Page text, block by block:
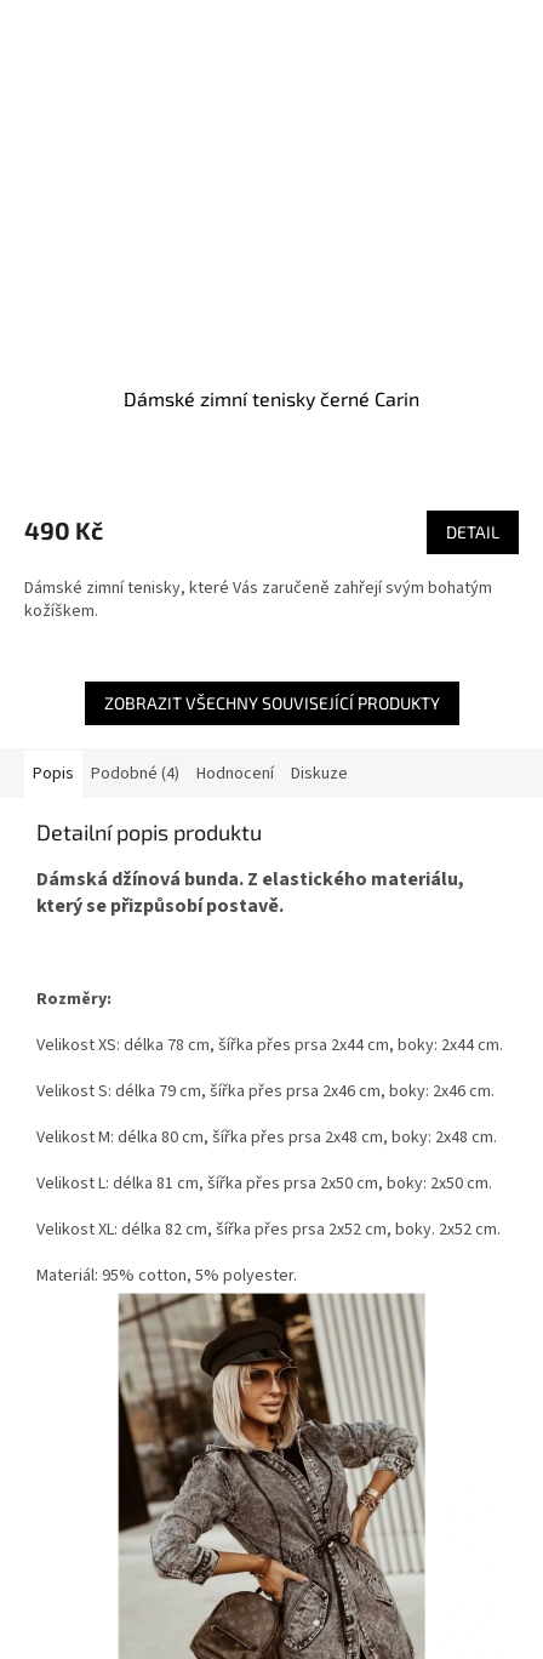
Dámské zimní tenisky černé Carin
produktu
je
z
5
490 Kč DETAIL
Dámské zimní tenisky, které Vás zaručeně zahřejí svým bohatým
kožíškem.
ZOBRAZIT VŠECHNY SOUVISEJÍCÍ PRODUKTY
Popis Podobné (4) Hodnocení Diskuze
Detailní popis produktu
Dámská džínová bunda. Z elastického materiálu,
který se přizpůsobí postavě.
Rozměry:
Velikost XS: délka 78 cm, šířka přes prsa 2x44 cm, boky: 2x44 cm.
Velikost S: délka 79 cm, šířka přes prsa 2x46 cm, boky: 2x46 cm.
Velikost M: délka 80 cm, šířka přes prsa 2x48 cm, boky: 2x48 cm.
Velikost L: délka 81 cm, šířka přes prsa 2x50 cm, boky: 2x50 cm.
Velikost XL: délka 82 cm, šířka přes prsa 2x52 cm, boky. 2x52 cm.
Materiál: 95% cotton, 5% polyester.